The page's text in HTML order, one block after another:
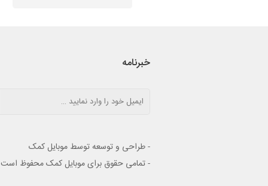
خبرنامه
- طراحی و توسعه توسط موبایل کمک
- تمامی حقوق برای موبایل کمک محفوظ است